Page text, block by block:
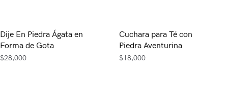
Dije En Piedra Ágata en
Forma de Gota
$28,000
Cuchara para Té con
Piedra Aventurina
$18,000